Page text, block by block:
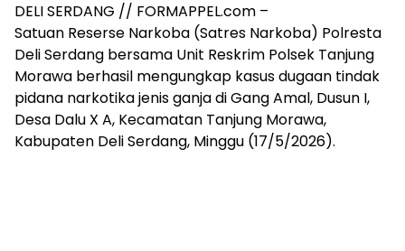
DELI SERDANG // FORMAPPEL.com –
Satuan Reserse Narkoba (Satres Narkoba) Polresta
Deli Serdang bersama Unit Reskrim Polsek Tanjung
Morawa berhasil mengungkap kasus dugaan tindak
pidana narkotika jenis ganja di Gang Amal, Dusun I,
Desa Dalu X A, Kecamatan Tanjung Morawa,
Kabupaten Deli Serdang, Minggu (17/5/2026).